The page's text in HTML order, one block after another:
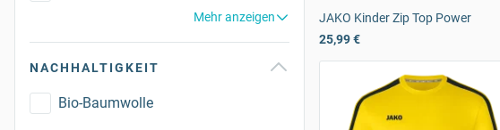
Mehr anzeigen
NACHHALTIGKEIT
Bio-Baumwolle
JAKO Kinder Zip Top Power
25,99 €